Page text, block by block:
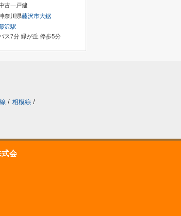
古一戸建
奈川県藤沢市大鋸
沢駅
ス7分 緑が丘 停歩5分
/ 相模線 /
会